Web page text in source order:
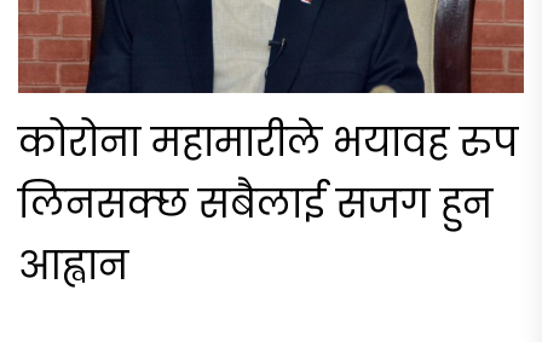
कोरोना महामारीले भयावह रुप
लिनसक्छ सबैलाई सजग हुन
आह्वान